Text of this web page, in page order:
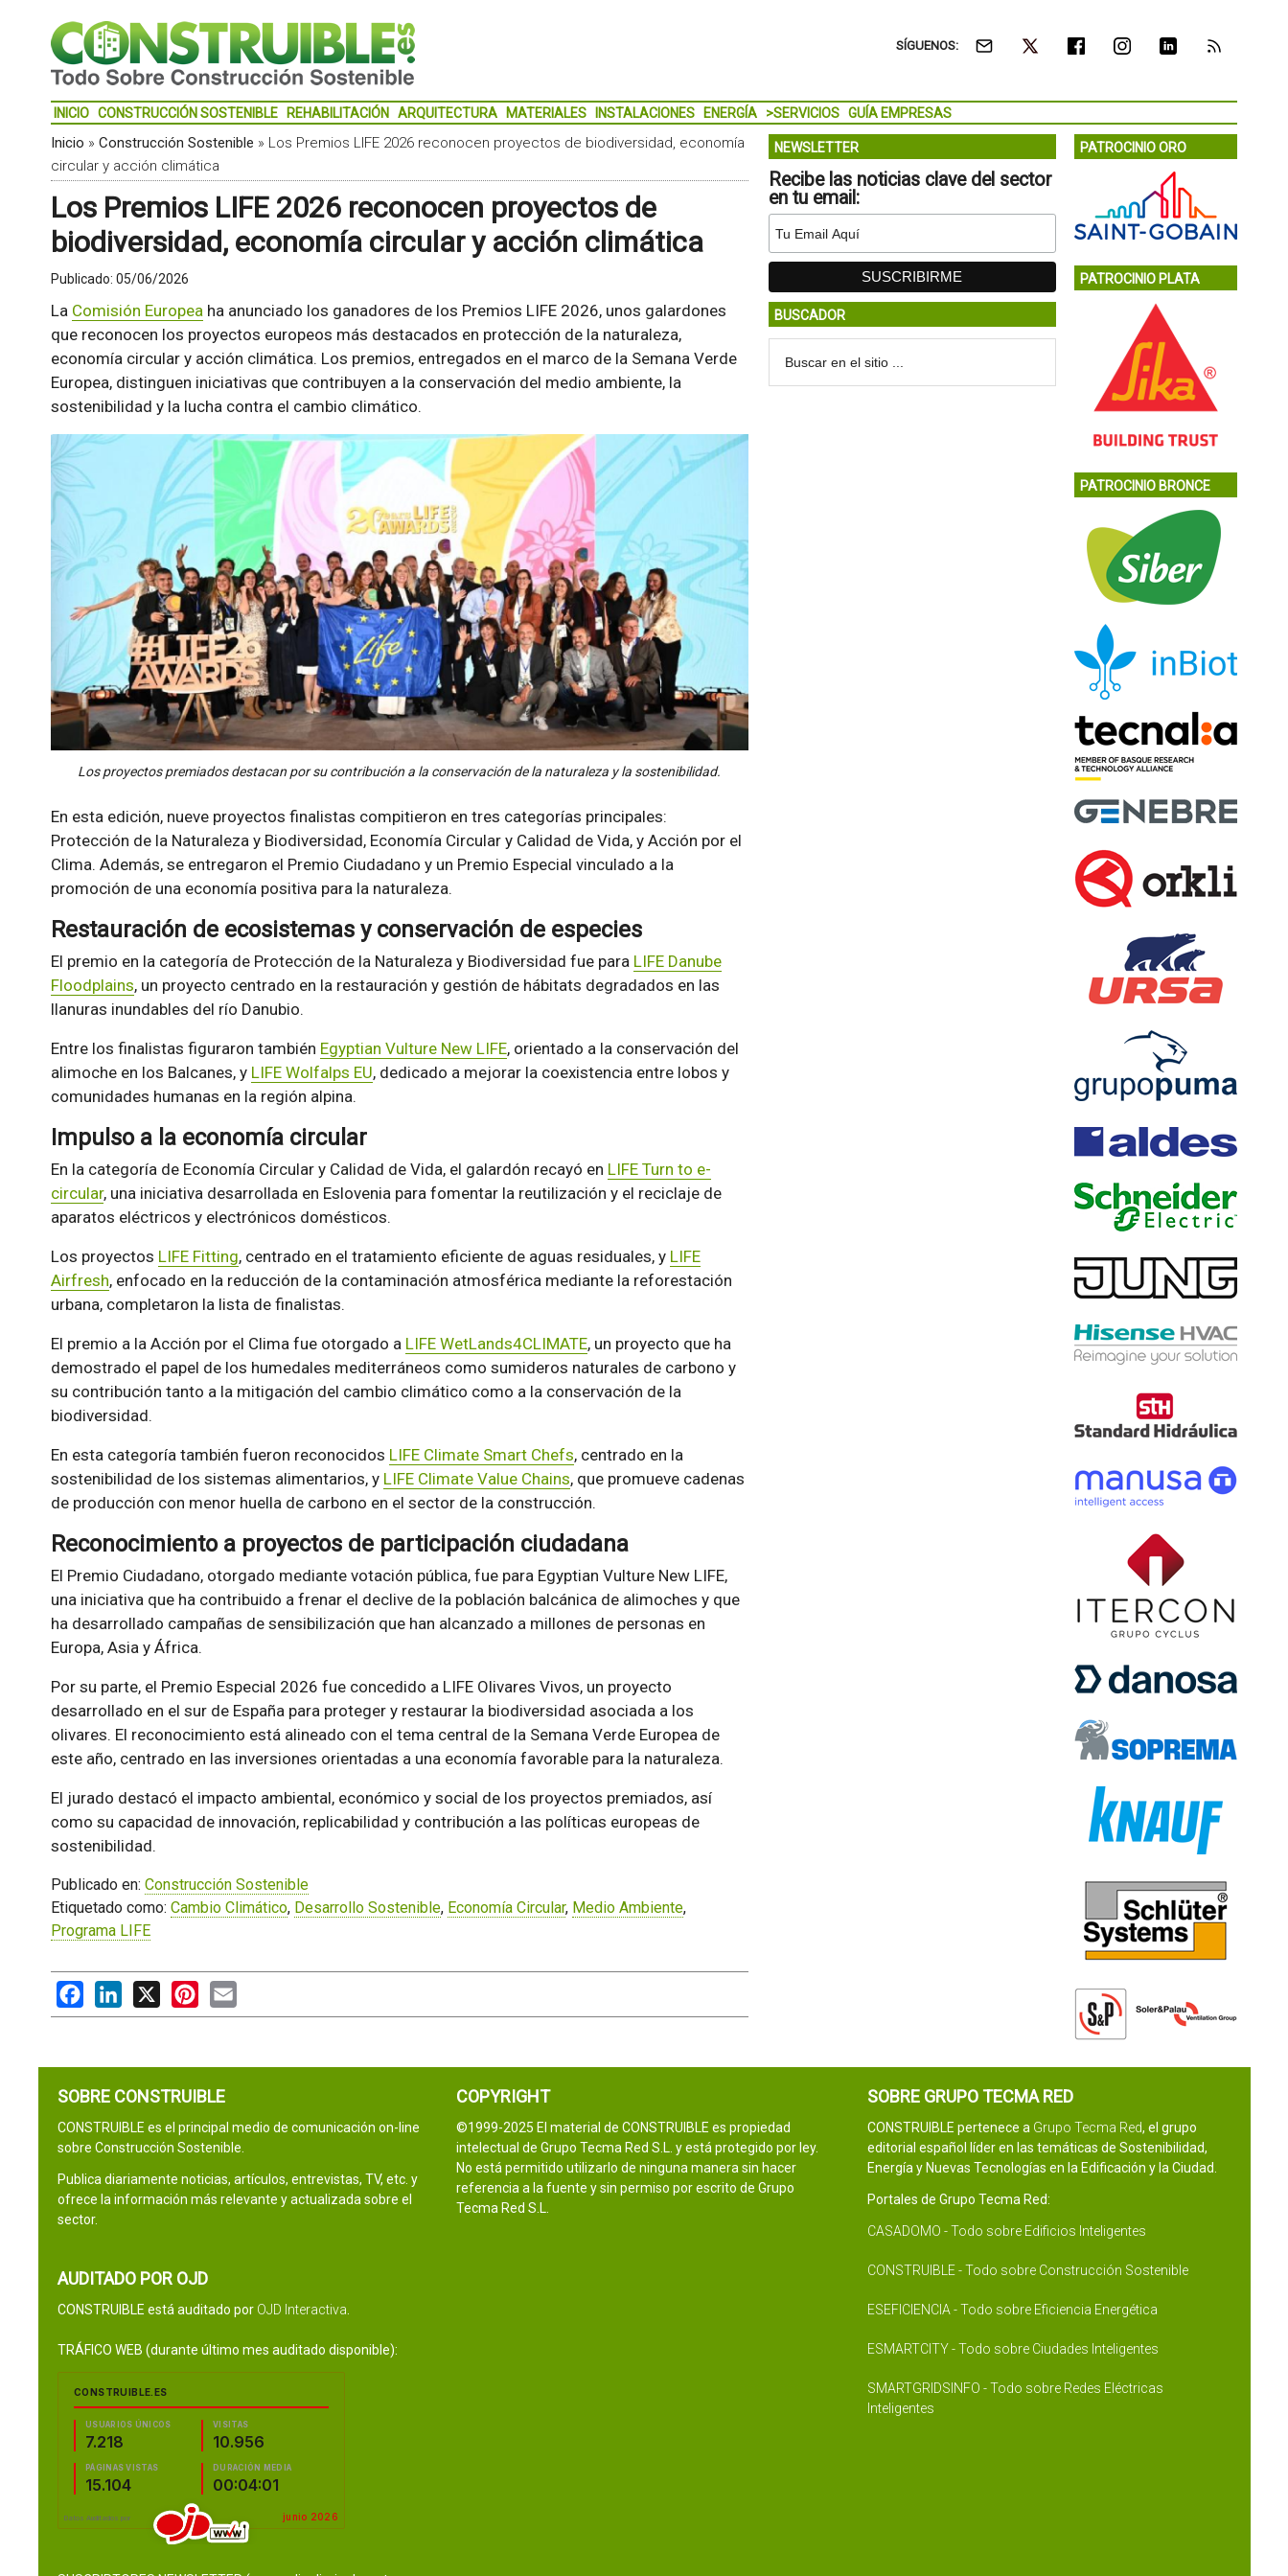
SÍGUENOS:
INICIO CONSTRUCCIÓN SOSTENIBLE REHABILITACIÓN ARQUITECTURA MATERIALES INSTALACIONES ENERGÍA >SERVICIOS GUÍA EMPRESAS
Inicio » Construcción Sostenible » Los Premios LIFE 2026 reconocen proyectos de biodiversidad, economía
circular y acción climática
Los Premios LIFE 2026 reconocen proyectos de
biodiversidad, economía circular y acción climática
Publicado: 05/06/2026
La Comisión Europeaha anunciado los ganadores de los Premios LIFE 2026, unos galardones
que reconocen los proyectos europeos más destacados en protección de la naturaleza,
economía circular y acción climática. Los premios, entregados en el marco de la Semana Verde
Europea, distinguen iniciativas que contribuyen a la conservación del medio ambiente, la
sostenibilidad y la lucha contra el cambio climático.
Los proyectos premiados destacan por su contribución a la conservación de la naturaleza y la sostenibilidad.
En esta edición, nueve proyectos finalistas compitieron en tres categorías principales:
Protección de la Naturaleza y Biodiversidad, Economía Circular y Calidad de Vida, y Acción por el
Clima. Además, se entregaron el Premio Ciudadano y un Premio Especial vinculado a la
promoción de una economía positiva para la naturaleza.
Restauración de ecosistemas y conservación de especies
El premio en la categoría de Protección de la Naturaleza y Biodiversidad fue para LIFE Danube
Floodplains, un proyecto centrado en la restauración y gestión de hábitats degradados en las
llanuras inundables del río Danubio.
Entre los finalistas figuraron también Egyptian Vulture New LIFE, orientado a la conservación del
alimoche en los Balcanes, y LIFE Wolfalps EU, dedicado a mejorar la coexistencia entre lobos y
comunidades humanas en la región alpina.
Impulso a la economía circular
En la categoría de Economía Circular y Calidad de Vida, el galardón recayó en LIFE Turn to e-
circular, una iniciativa desarrollada en Eslovenia para fomentar la reutilización y el reciclaje de
aparatos eléctricos y electrónicos domésticos.
Los proyectos LIFE Fitting, centrado en el tratamiento eficiente de aguas residuales, y LIFE
Airfresh, enfocado en la reducción de la contaminación atmosférica mediante la reforestación
urbana, completaron la lista de finalistas.
El premio a la Acción por el Clima fue otorgado a LIFE WetLands4CLIMATE, un proyecto que ha
demostrado el papel de los humedales mediterráneos como sumideros naturales de carbono y
su contribución tanto a la mitigación del cambio climático como a la conservación de la
biodiversidad.
En esta categoría también fueron reconocidos LIFE Climate Smart Chefs, centrado en la
sostenibilidad de los sistemas alimentarios, y LIFE Climate Value Chains, que promueve cadenas
de producción con menor huella de carbono en el sector de la construcción.
Reconocimiento a proyectos de participación ciudadana
El Premio Ciudadano, otorgado mediante votación pública, fue para Egyptian Vulture New LIFE,
una iniciativa que ha contribuido a frenar el declive de la población balcánica de alimoches y que
ha desarrollado campañas de sensibilización que han alcanzado a millones de personas en
Europa, Asia y África.
Por su parte, el Premio Especial 2026 fue concedido a LIFE Olivares Vivos, un proyecto
desarrollado en el sur de España para proteger y restaurar la biodiversidad asociada a los
olivares. El reconocimiento está alineado con el tema central de la Semana Verde Europea de
este año, centrado en las inversiones orientadas a una economía favorable para la naturaleza.
El jurado destacó el impacto ambiental, económico y social de los proyectos premiados, así
como su capacidad de innovación, replicabilidad y contribución a las políticas europeas de
sostenibilidad.
Publicado en: Construcción Sostenible
Etiquetado como: Cambio Climático, Desarrollo Sostenible, Economía Circular, Medio Ambiente,
Programa LIFE
FacebookLinkedIn Pinterest
NEWSLETTER
Recibe las noticias clave del sector
en tu email:
BUSCADOR
PATROCINIO ORO
PATROCINIO PLATA
PATROCINIO BRONCE
SOBRE CONSTRUIBLE
CONSTRUIBLE es el principal medio de comunicación on-line
sobre Construcción Sostenible.
Publica diariamente noticias, artículos, entrevistas, TV, etc. y
ofrece la información más relevante y actualizada sobre el
sector.
AUDITADO POR OJD
CONSTRUIBLE está auditado por OJD Interactiva
TRÁFICO WEB (durante último mes auditado disponible):
COPYRIGHT
©1999-2025 El material de CONSTRUIBLE es propiedad
intelectual de Grupo Tecma Red S.L. y está protegido por ley.
No está permitido utilizarlo de ninguna manera sin hacer
referencia a la fuente y sin permiso por escrito de Grupo
Tecma Red S.L.
SOBRE GRUPO TECMA RED
CONSTRUIBLE pertenece a Grupo Tecma Red, el grupo
editorial español líder en las temáticas de Sostenibilidad,
Energía y Nuevas Tecnologías en la Edificación y la Ciudad.
Portales de Grupo Tecma Red:
CASADOMO - Todo sobre Edificios Inteligentes
CONSTRUIBLE - Todo sobre Construcción Sostenible
ESEFICIENCIA - Todo sobre Eficiencia Energética
ESMARTCITY - Todo sobre Ciudades Inteligentes
SMARTGRIDSINFO - Todo sobre Redes Eléctricas
Inteligentes